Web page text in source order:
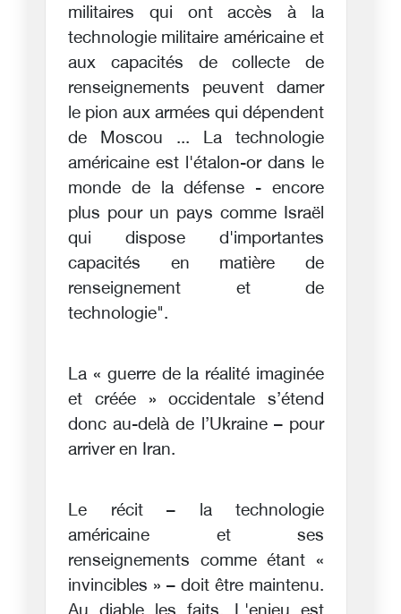
militaires qui ont accès à la
technologie militaire américaine et
aux capacités de collecte de
renseignements peuvent damer
le pion aux armées qui dépendent
de Moscou ... La technologie
américaine est l'étalon-or dans le
monde de la défense - encore
plus pour un pays comme Israël
qui dispose d'importantes
capacités en matière de
renseignement et de
technologie".
La « guerre de la réalité imaginée
et créée » occidentale s’étend
donc au-delà de l’Ukraine – pour
arriver en Iran.
Le récit – la technologie
américaine et ses
renseignements comme étant «
invincibles » – doit être maintenu.